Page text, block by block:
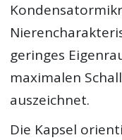
geringes
maximalen
auszeichnet.
Die Kapsel